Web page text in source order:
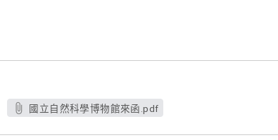
國立自然科學博物館來函.pdf